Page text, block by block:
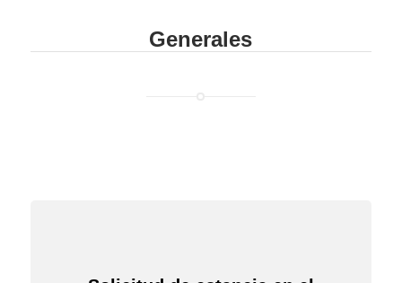
Generales